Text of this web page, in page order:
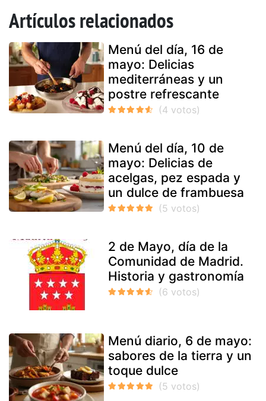
Artículos relacionados
Menú del día, 16 de
mayo: Delicias
mediterráneas y un
postre refrescante
Menú del día, 10 de
mayo: Delicias de
acelgas, pez espada y
un dulce de frambuesa
2 de Mayo, día de la
Comunidad de Madrid.
Historia y gastronomía
Menú diario, 6 de mayo:
sabores de la tierra y un
toque dulce